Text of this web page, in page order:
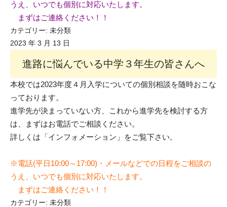
うえ、いつでも個別に対応いたします。
まずはご連絡ください！！
カテゴリー: 未分類
2023 年 3 月 13 日
進路に悩んでいる中学３年生の皆さんへ
本校では2023年度４月入学についての個別相談を随時おこな
っております。
進学先が決まっていない方、これから進学先を検討する方
は、まずはお電話でご相談ください。
詳しくは「インフォメーション」をご覧下さい。
※電話(平日10:00～17:00)・メールなどでの日程をご相談の
うえ、いつでも個別に対応いたします。
まずはご連絡ください！！
カテゴリー: 未分類